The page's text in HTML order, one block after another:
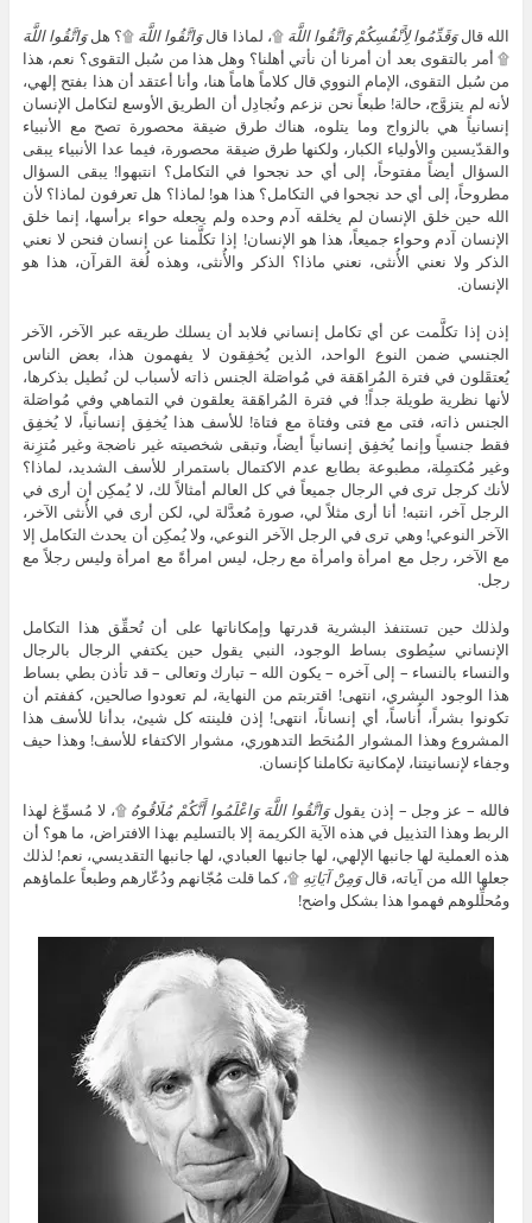
الله قالوَقَدِّمُوا لِأَنْفُسِكُمْ وَاتَّقُوا اللَّهَ ۩، لماذا قالوَاتَّقُوا اللَّهَ ۩؟ هلوَاتَّقُوا اللَّهَ
۩ أمر بالتقوى بعد أن أمرنا أن نأتي أهلنا؟ وهل هذا من سُبل التقوى؟ نعم، هذا
من سُبل التقوى، الإمام النووي قال كلاماً هاماً هنا، وأنا أعتقد أن هذا بفتح إلهي،
لأنه لم يتزوَّج، حالة! طبعاً نحن نزعم ونُجادِل أن الطريق الأوسع لتكامل الإنسان
إنسانياً هي بالزواج وما يتلوه، هناك طرق ضيقة محصورة تصح مع الأنبياء
والقدّيسين والأولياء الكبار، ولكنها طرق ضيقة محصورة، فيما عدا الأنبياء يبقى
السؤال أيضاً مفتوحاً، إلى أي حد نجحوا في التكامل؟ انتبهوا! يبقى السؤال
مطروحاً، إلى أي حد نجحوا في التكامل؟ هذا هو! لماذا؟ هل تعرفون لماذا؟ لأن
الله حين خلق الإنسان لم يخلقه آدم وحده ولم يجعله حواء برأسها، إنما خلق
الإنسان آدم وحواء جميعاً، هذا هو الإنسان! إذا تكلَّمنا عن إنسان فنحن لا نعني
الذكر ولا نعني الأُنثى، نعني ماذا؟ الذكر والأُنثى، وهذه لُغة القرآن، هذا هو
الإنسان.
إذن إذا تكلَّمت عن أي تكامل إنساني فلابد أن يسلك طريقه عبر الآخر، الآخر
الجنسي ضمن النوع الواحد، الذين يُخفِقون لا يفهمون هذا، بعض الناس
يُعتقَلون في فترة المُراهَقة في مُواصَلة الجنس ذاته لأسباب لن نُطيل بذكرها،
لأنها نظرية طويلة جداً! في فترة المُراهَقة يعلقون في التماهي وفي مُواصَلة
الجنس ذاته، فتى مع فتى وفتاة مع فتاة! للأسف هذا يُخفِق إنسانياً، لا يُخفِق
فقط جنسياً وإنما يُخفِق إنسانياً أيضاً، وتبقى شخصيته غير ناضجة وغير مُتزِنة
وغير مُكتمِلة، مطبوعة بطابع عدم الاكتمال باستمرار للأسف الشديد، لماذا؟
لأنك كرجل ترى في الرجال جميعاً في كل العالم أمثالاً لك، لا يُمكِن أن أرى في
الرجل آخر، انتبه! أنا أرى مثلاً لي، صورة مُعدَّلة لي، لكن أرى في الأُنثى الآخر،
الآخر النوعي! وهي ترى في الرجل الآخر النوعي، ولا يُمكِن أن يحدث التكامل إلا
مع الآخر، رجل مع امرأة وامرأة مع رجل، ليس امرأةً مع امرأة وليس رجلاً مع
رجل.
ولذلك حين تستنفذ البشرية قدرتها وإمكاناتها على أن تُحقِّق هذا التكامل
الإنساني سيُطوى بساط الوجود، النبي يقول حين يكتفي الرجال بالرجال
والنساء بالنساء – إلى آخره – يكون الله – تبارك وتعالى – قد تأذن بطي بساط
هذا الوجود البشري، انتهى! اقتربتم من النهاية، لم تعودوا صالحين، كففتم أن
تكونوا بشراً، أُناساً، أي إنساناً، انتهى! إذن فلينته كل شيئ، بدأنا للأسف هذا
المشروع وهذا المشوار المُنحَط التدهوري، مشوار الاكتفاء للأسف! وهذا حيف
وجفاء لإنسانيتنا، لإمكانية تكاملنا كإنسان.
فالله – عز وجل – إذن يقولوَاتَّقُوا اللَّهَ وَاعْلَمُوا أَنَّكُمْ مُلَاقُوهُ۩، لا مُسوِّغ لهذا
الربط وهذا التذييل في هذه الآية الكريمة إلا بالتسليم بهذا الافتراض، ما هو؟ أن
هذه العملية لها جانبها الإلهي، لها جانبها العبادي، لها جانبها التقديسي، نعم! لذلك
جعلها الله من آياته، قالوَمِنْ آيَاتِهِ ۩، كما قلت مُجّانهم ودُعّارهم وطبعاً علماؤهم
ومُحلِّلوهم فهموا هذا بشكل واضح!